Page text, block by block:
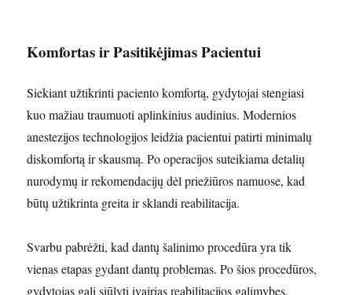
Komfortas ir Pasitikėjimas Pacientui
Siekiant užtikrinti paciento komfortą, gydytojai stengiasi
kuo mažiau traumuoti aplinkinius audinius. Modernios
anestezijos technologijos leidžia pacientui patirti minimalų
diskomfortą ir skausmą. Po operacijos suteikiama detalių
nurodymų ir rekomendacijų dėl priežiūros namuose, kad
būtų užtikrinta greita ir sklandi reabilitacija.
Svarbu pabrėžti, kad dantų šalinimo procedūra yra tik
vienas etapas gydant dantų problemas. Po šios procedūros,
gydytojas gali siūlyti įvairias reabilitacijos galimybes,